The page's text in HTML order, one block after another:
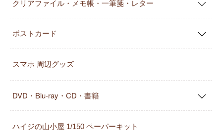
クリアファイル・メモ帳・一筆箋・レター
ポストカード
スマホ 周辺グッズ
DVD・Blu-ray・CD・書籍
ハイジの山小屋 1/150 ペーパーキット